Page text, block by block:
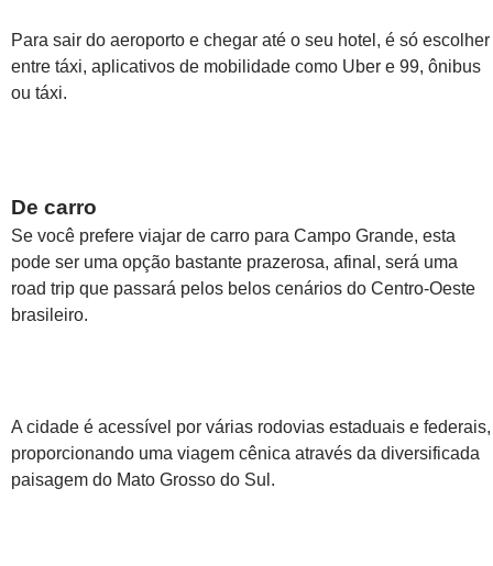
Para sair do aeroporto e chegar até o seu hotel, é só escolher
entre táxi, aplicativos de mobilidade como Uber e 99, ônibus
ou táxi.
De carro
Se você prefere viajar de carro para Campo Grande, esta
pode ser uma opção bastante prazerosa, afinal, será uma
road trip que passará pelos belos cenários do Centro-Oeste
brasileiro.
A cidade é acessível por várias rodovias estaduais e federais,
proporcionando uma viagem cênica através da diversificada
paisagem do Mato Grosso do Sul.